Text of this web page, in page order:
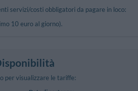
servizi/costi obbligatori da pagare in loco:
10 euro al giorno).
per visualizzare le tariffe: